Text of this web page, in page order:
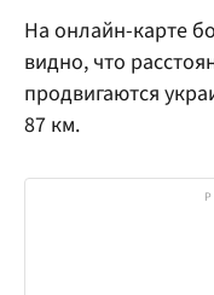
На онлайн-карте
видно, что
продвигаются
87 км.